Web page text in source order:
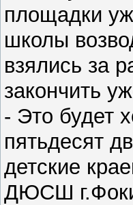
площадки
школы
взялись за
закончить
- Это будет
пятьдесят
детские
ДЮСШ